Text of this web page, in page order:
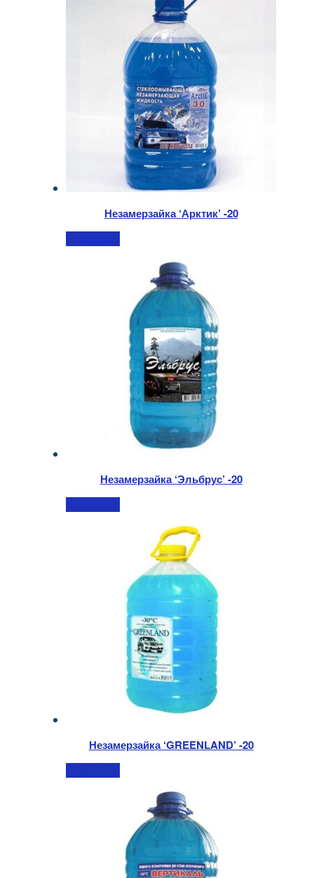
Незамерзайка ‘Арктик’ -20
Незамерзайка ‘Эльбрус’ -20
Незамерзайка ‘GREENLAND’ -20